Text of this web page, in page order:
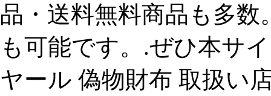
品・送料無料商品も多
も可能です。.ぜひ本サ
ヤール 偽物財布 取扱い